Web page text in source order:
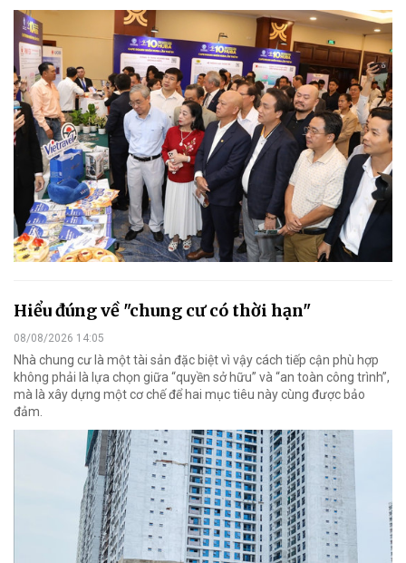
Hiểu đúng về "chung cư có thời hạn"
08/08/2026 14:05
Nhà chung cư là một tài sản đặc biệt vì vậy cách tiếp cận phù hợp
không phải là lựa chọn giữa “quyền sở hữu” và “an toàn công trình”,
mà là xây dựng một cơ chế để hai mục tiêu này cùng được bảo
đảm.